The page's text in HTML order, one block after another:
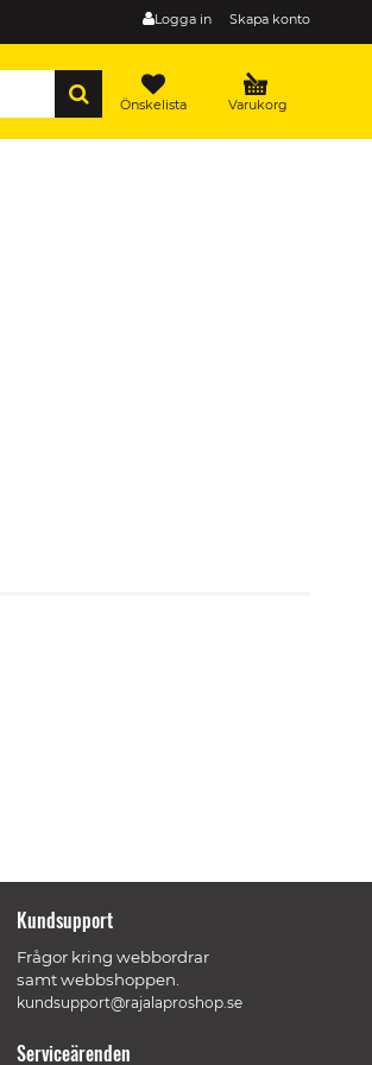
Logga in Skapa konto
Varukorg
Önskelista
Kundsupport
Frågor kring webbordrar
samt webbshoppen.
kundsupport@rajalaproshop.se
Serviceärenden